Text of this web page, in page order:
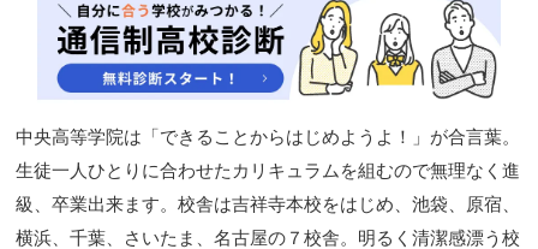
中央高等学院は「できることからはじめようよ！」が合言葉。
生徒一人ひとりに合わせたカリキュラムを組むので無理なく進
級、卒業出来ます。校舎は吉祥寺本校をはじめ、池袋、原宿、
横浜、千葉、さいたま、名古屋の７校舎。明るく清潔感漂う校